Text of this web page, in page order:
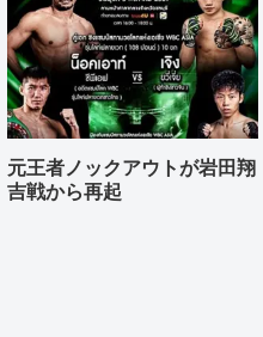
元王者ノックアウトが岩田翔
吉戦から再起